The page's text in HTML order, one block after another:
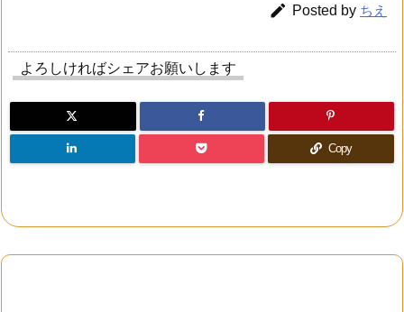
 Posted by ちえ
よろしければシェアお願いします
Copy